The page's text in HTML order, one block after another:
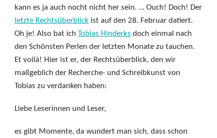
kann es ja auch nocht nicht her sein. … Ouch! Doch! Der
letzte Rechtsüberblick ist auf den 28. Februar datiert.
Oh je! Also bat ich Tobias Hinderks doch einmal nach
den Schönsten Perlen der letzten Monate zu tauchen.
Et voilà! Hier ist er, der Rechtsüberblick, den wir
maßgeblich der Recherche- und Schreibkunst von
Tobias zu verdanken haben:
Liebe Leserinnen und Leser,
es gibt Momente, da wundert man sich, dass schon